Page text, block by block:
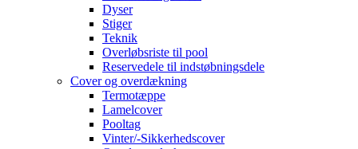
Dyser
Stiger
Teknik
Overløbsriste til pool
Reservedele til indstøbningsdele
Cover og overdækning
Termotæppe
Lamelcover
Pooltag
Vinter/-Sikkerhedscover